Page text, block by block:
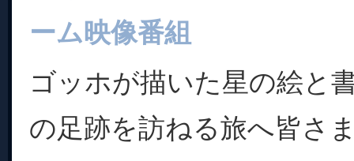
ーム映像番組
ゴッホが描いた星の絵と
の足跡を訪ねる旅へ皆さ